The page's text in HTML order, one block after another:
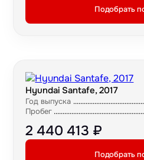
Подобрать
Hyundai Santafe, 2017
Год выпуска
Пробег
2 440 413 ₽
Подобрать